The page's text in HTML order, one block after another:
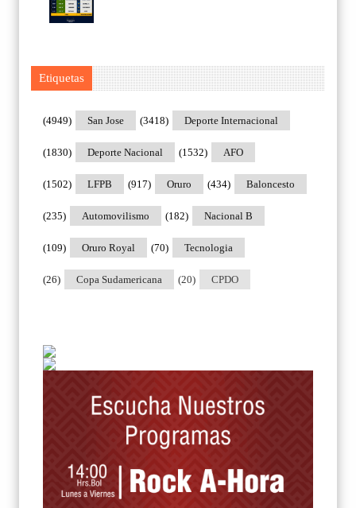
Etiquetas
San Jose
(4949) Deporte Internacional
(3418)
Deporte Nacional
(1830) AFO
(1532)
LFPB
(1502) Oruro
(917) Baloncesto
(434)
Automovilismo
(235) Nacional B
(182)
Oruro Royal
(109) Tecnologia
(70)
Copa Sudamericana
(26) CPDO
(20)